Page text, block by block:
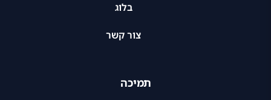
בלוג
צור קשר
תמיכה